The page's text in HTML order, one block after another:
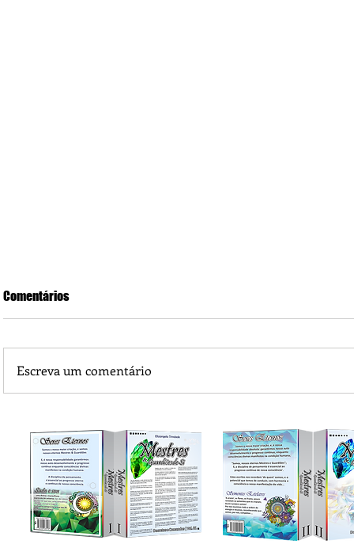
Piá Lava Jato, de Juara, torna público que requereu
Instalação e Operação
Comentários
Escreva um comentário